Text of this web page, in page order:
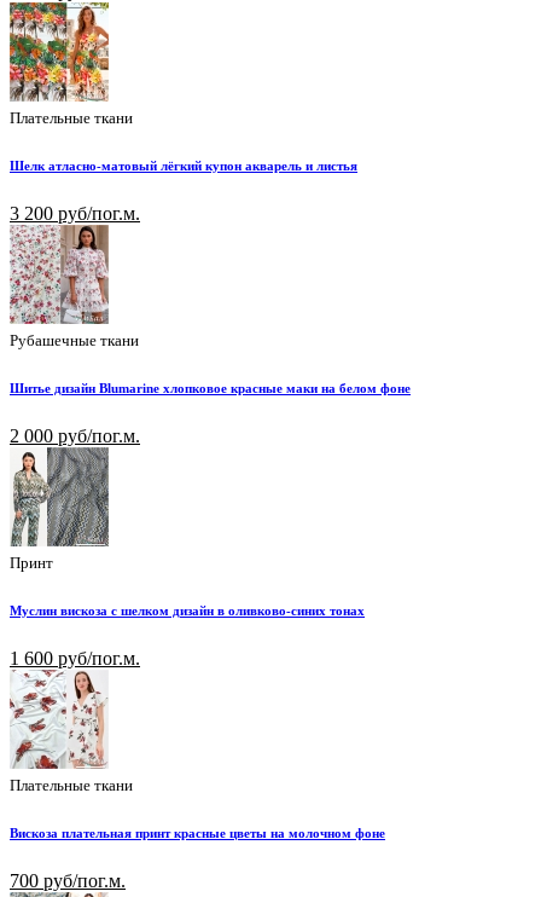
Плательные ткани
Шелк атласно-матовый лёгкий купон акварель и листья
3 200 руб/пог.м.
Рубашечные ткани
Шитье дизайн Blumarine хлопковое красные маки на белом фоне
2 000 руб/пог.м.
Принт
Муслин вискоза с шелком дизайн в оливково-синих тонах
1 600 руб/пог.м.
Плательные ткани
Вискоза плательная принт красные цветы на молочном фоне
700 руб/пог.м.